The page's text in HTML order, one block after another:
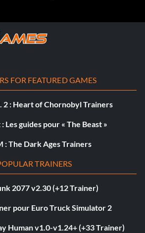
FOR FEATURED GAMES
2 : Heart of Chornobyl Trainers
Les guides pour « The Beast »
: The Dark Ages Trainers
TRAINERS
2077 v2.30 (+12 Trainer)
pour Euro Truck Simulator 2
Human v1.0-v1.24+ (+33 Trainer)